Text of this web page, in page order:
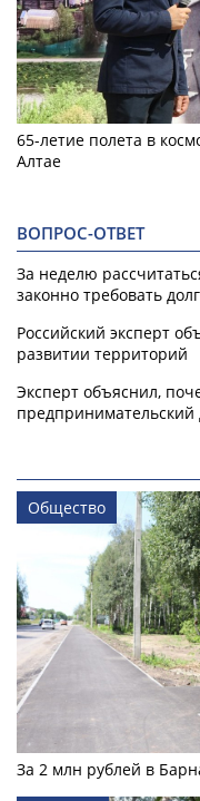
65-летие полета в
Алтае
ВОПРОС-ОТВЕТ
За неделю
законно требовать
Российский эксперт
развитии территорий
Эксперт объяснил,
предпринимательский
Общество
За 2 млн рублей в